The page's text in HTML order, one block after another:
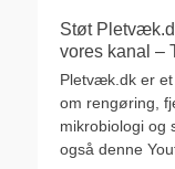
Støt
vores kanal –
Pletvæk.dk er
om rengøring,
mikrobiologi og
også denne